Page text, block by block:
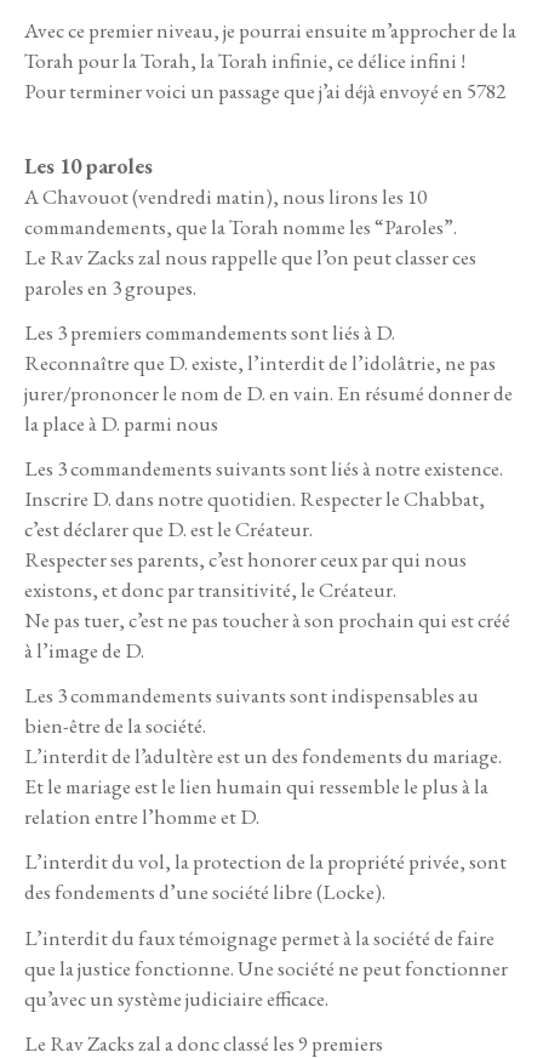
Avec ce premier niveau, je pourrai ensuite m’approcher de la
Torah pour la Torah, la Torah infinie, ce délice infini !
Pour terminer voici un passage que j’ai déjà envoyé en 5782
Les 10 paroles
A Chavouot (vendredi matin), nous lirons les 10
commandements, que la Torah nomme les “Paroles”.
Le Rav Zacks zal nous rappelle que l’on peut classer ces
paroles en 3 groupes.
Les 3 premiers commandements sont liés à D.
Reconnaître que D. existe, l’interdit de l’idolâtrie, ne pas
jurer/prononcer le nom de D. en vain. En résumé donner de
la place à D. parmi nous
Les 3 commandements suivants sont liés à notre existence.
Inscrire D. dans notre quotidien. Respecter le Chabbat,
c’est déclarer que D. est le Créateur.
Respecter ses parents, c’est honorer ceux par qui nous
existons, et donc par transitivité, le Créateur.
Ne pas tuer, c’est ne pas toucher à son prochain qui est créé
à l’image de D.
Les 3 commandements suivants sont indispensables au
bien-être de la société.
L’interdit de l’adultère est un des fondements du mariage.
Et le mariage est le lien humain qui ressemble le plus à la
relation entre l’homme et D.
L’interdit du vol, la protection de la propriété privée, sont
des fondements d’une société libre (Locke).
L’interdit du faux témoignage permet à la société de faire
que la justice fonctionne. Une société ne peut fonctionner
qu’avec un système judiciaire efficace.
Le Rav Zacks zal a donc classé les 9 premiers